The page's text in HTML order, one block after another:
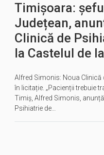
Timișoara:
Județean,
Clinică de
la Castelul de
Alfred Simonis: Noua Clinică
în licitație. „Pacienții trebuie
Timiș, Alfred Simonis,
Psihiatrie de…